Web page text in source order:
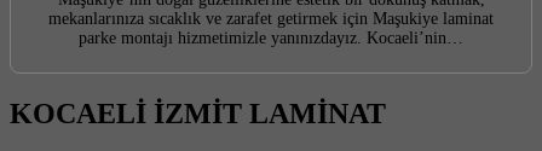
mekanlarınıza sıcaklık ve zarafet getirmek için Maşukiye laminat
parke montajı hizmetimizle yanınızdayız. Kocaeli’nin…
KOCAELİ İZMİT LAMİNAT